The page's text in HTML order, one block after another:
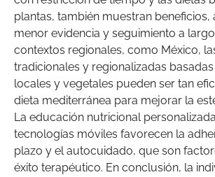
plantas, también muestran beneficios,
menor evidencia y seguimiento a
contextos regionales, como México,
tradicionales y regionalizadas
locales y vegetales pueden ser tan
dieta mediterránea para mejorar la
La educación nutricional
tecnologías móviles favorecen la
plazo y el autocuidado, que son
éxito terapéutico. En conclusión, la